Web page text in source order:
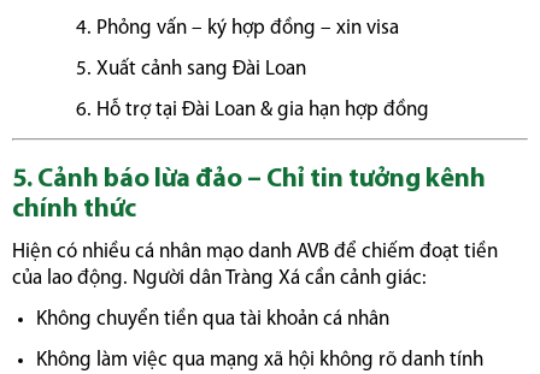
Phỏng vấn – ký hợp đồng – xin visa
Xuất cảnh sang Đài Loan
Hỗ trợ tại Đài Loan & gia hạn hợp đồng
5. Cảnh báo lừa đảo – Chỉ tin tưởng kênh
chính thức
Hiện có nhiều cá nhân mạo danh AVB để chiếm đoạt tiền
của lao động. Người dân Tràng Xá cần cảnh giác:
Không chuyển tiền qua tài khoản cá nhân
Không làm việc qua mạng xã hội không rõ danh tính